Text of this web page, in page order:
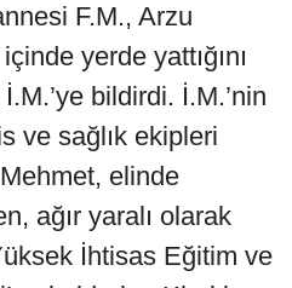
F.M., Arzu
yerde yattığını
bildirdi. İ.M.’nin
ve sağlık ekipleri
elinde
ağır yaralı olarak
İhtisas Eğitim ve